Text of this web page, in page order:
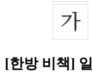
[한방 비책]